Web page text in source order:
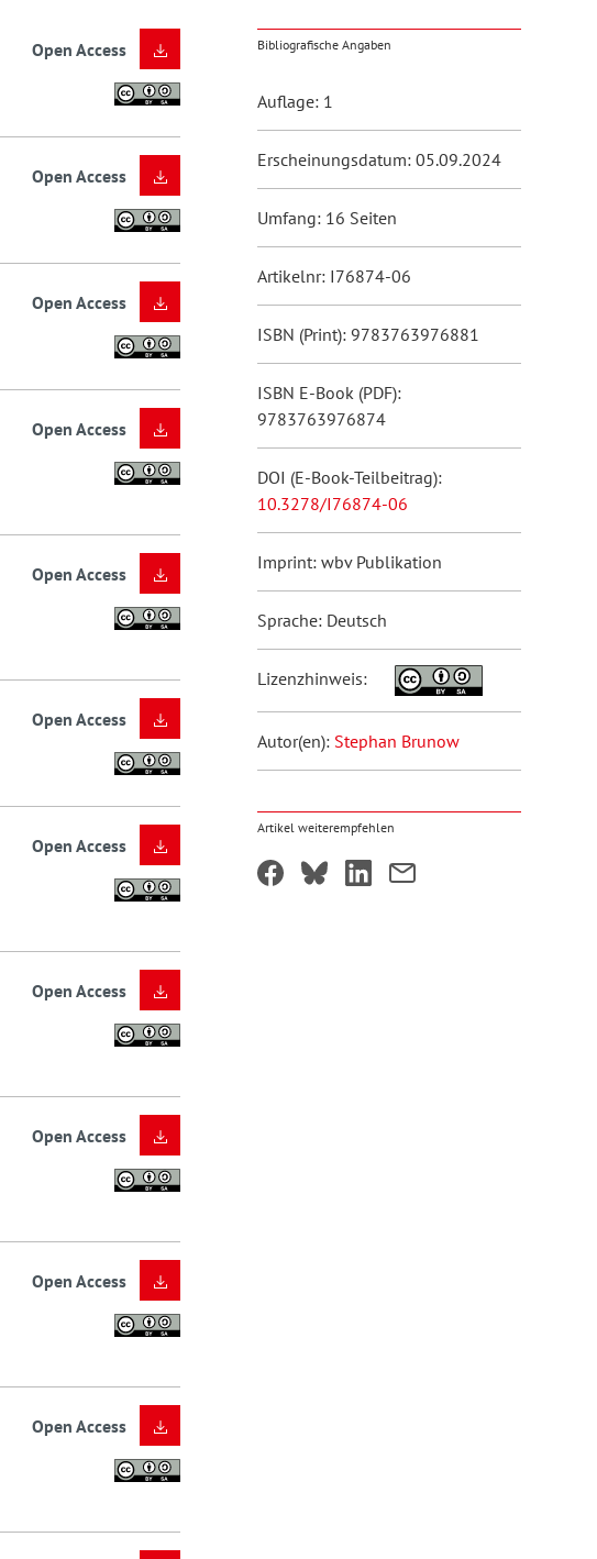
Open Access
Open Access
Open Access
Open Access
Open Access
Open Access
Open Access
Open Access
Open Access
Open Access
Open Access
Bibliografische Angaben
Auflage: 1
Erscheinungsdatum: 05.09.2024
Umfang: 16 Seiten
Artikelnr: I76874-06
ISBN (Print): 9783763976881
ISBN E-Book (PDF):
9783763976874
DOI (E-Book-Teilbeitrag):
10.3278/I76874-06
Imprint: wbv Publikation
Sprache: Deutsch
Lizenzhinweis:
Autor(en): Stephan Brunow
Artikel weiterempfehlen